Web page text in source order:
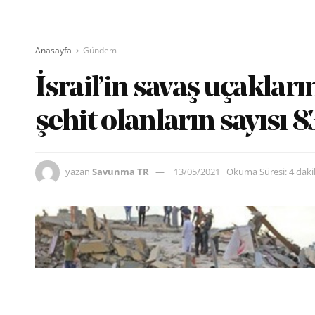
Anasayfa Gündem
İsrail’in savaş
şehit olanların sayısı
yazan Savunma TR 13/05/2021 Okuma Süresi: 4